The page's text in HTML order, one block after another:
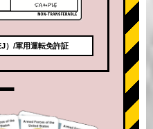
）/軍用運転免許証